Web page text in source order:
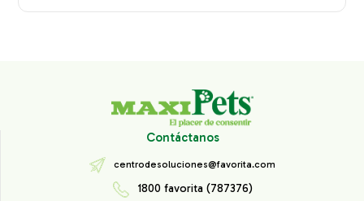
Contáctanos
centrodesoluciones@favorita.com
1800 favorita (787376)